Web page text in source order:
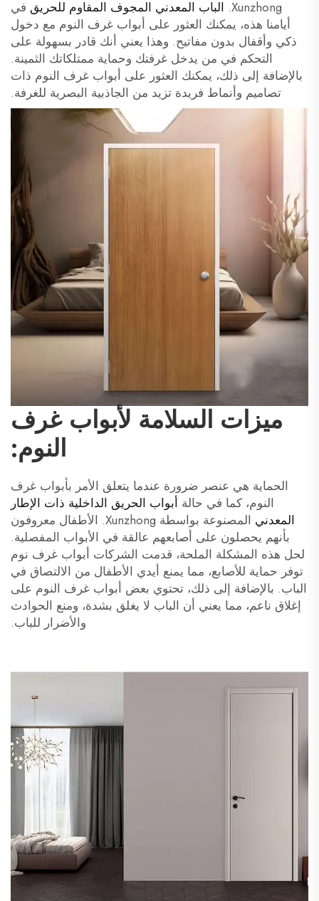
Xunzhong. الباب المعدني المجوف المقاوم للحريق في
أيامنا هذه، يمكنك العثور على أبواب غرف النوم مع دخول
ذكي وأقفال بدون مفاتيح. وهذا يعني أنك قادر بسهولة على
التحكم في من يدخل غرفتك وحماية ممتلكاتك الثمينة.
بالإضافة إلى ذلك، يمكنك العثور على أبواب غرف النوم ذات
تصاميم وأنماط فريدة تزيد من الجاذبية البصرية للغرفة.
ميزات السلامة لأبواب غرف
النوم:
الحماية هي عنصر ضرورة عندما يتعلق الأمر بأبواب غرف
النوم، كما في حالة أبواب الحريق الداخلية ذات الإطار
المعدني
المصنوعة بواسطة Xunzhong. الأطفال معروفون
بأنهم يحصلون على أصابعهم عالقة في الأبواب المفصلية.
لحل هذه المشكلة الملحة، قدمت الشركات أبواب غرف نوم
توفر حماية للأصابع، مما يمنع أيدي الأطفال من الالتصاق في
الباب. بالإضافة إلى ذلك، تحتوي بعض أبواب غرف النوم على
إغلاق ناعم، مما يعني أن الباب لا يغلق بشدة، ومنع الحوادث
والأضرار للباب.